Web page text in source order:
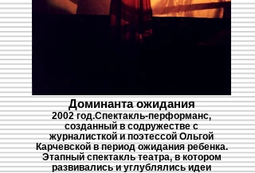
Доминанта ожидания
2002 год.Спектакль-перформанс,
созданный в содружестве с
журналисткой и поэтессой Ольгой
Карчевской в период ожидания ребенка.
Этапный спектакль театра, в котором
развивались и углублялись идеи